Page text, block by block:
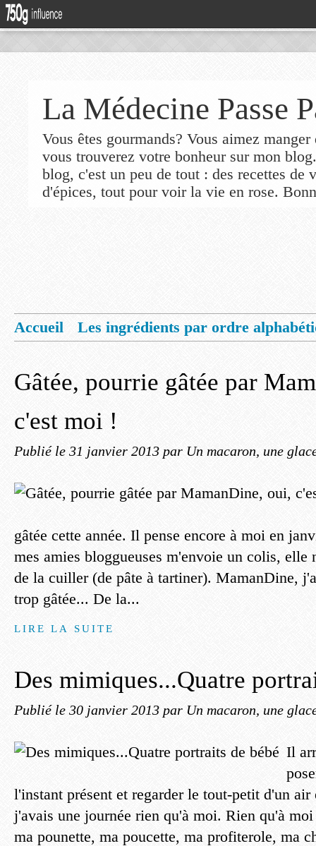
La Médecine Passe
Vous êtes gourmands? Vous aimez
vous trouverez votre bonheur sur mon
blog, c'est un peu de tout : des recettes de
d'épices, tout pour voir la vie en rose.
Accueil
Les ingrédients par ordre
Gâtée, pourrie gâtée par
c'est moi !
Publié le 31 janvier 2013 par Un macaron, une
gâtée cette année. Il pense encore à moi en
mes amies bloggueuses m'envoie un colis, elle
de la cuiller (de pâte à tartiner). MamanDine,
trop gâtée... De la...
LIRE LA SUITE
Des mimiques...Quatre
Publié le 30 janvier 2013 par Un macaron, une
Il
l'instant présent et regarder le tout-petit d'un
j'avais une journée rien qu'à moi. Rien qu'à
ma pounette, ma poucette, ma profiterole, ma